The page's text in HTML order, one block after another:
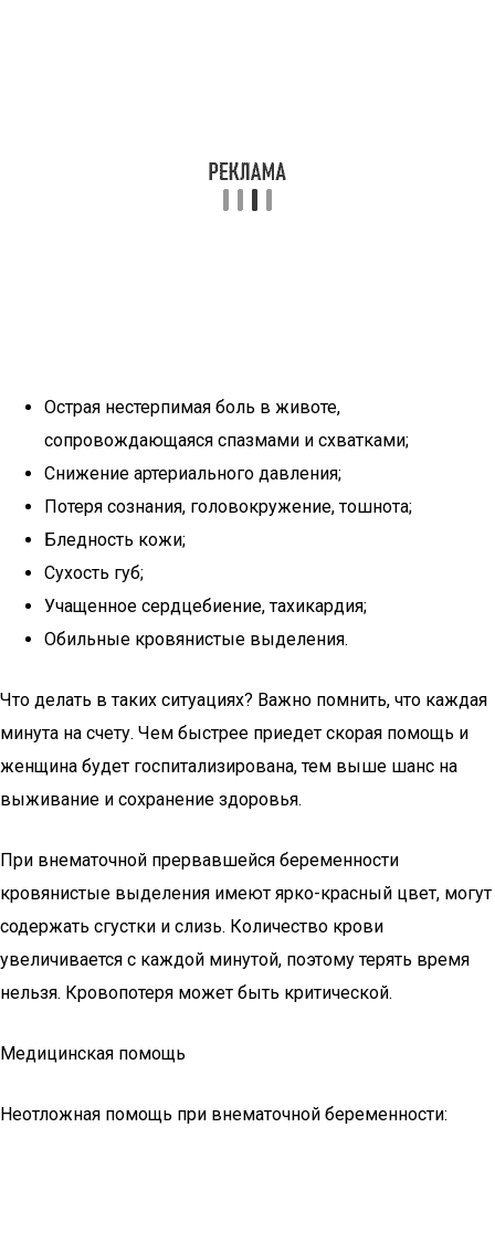
Острая нестерпимая боль в животе,
сопровождающаяся спазмами и схватками;
Снижение артериального давления;
Потеря сознания, головокружение, тошнота;
Бледность кожи;
Сухость губ;
Учащенное сердцебиение, тахикардия;
Обильные кровянистые выделения.
Что делать в таких ситуациях? Важно помнить, что каждая
минута на счету. Чем быстрее приедет скорая помощь и
женщина будет госпитализирована, тем выше шанс на
выживание и сохранение здоровья.
При внематочной прервавшейся беременности
кровянистые выделения имеют ярко-красный цвет, могут
содержать сгустки и слизь. Количество крови
увеличивается с каждой минутой, поэтому терять время
нельзя. Кровопотеря может быть критической.
Медицинская помощь
Неотложная помощь при внематочной беременности: